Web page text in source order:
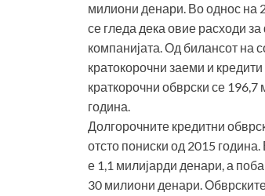
милиони денари. Во однос на
се гледа дека овие расходи
компанијата. Од билансот на
кратокорочни заеми и
краткорочни обврски се
година.
Долгорочните кредитни
отсто пониски од 2015
е 1,1 милијарди денари, а
30 милиони денари.